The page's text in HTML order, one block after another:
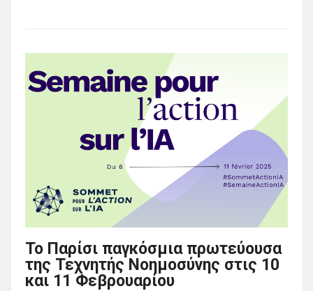
Το Παρίσι παγκόσμια πρωτεύουσα
της Τεχνητής Νοημοσύνης στις 10
και 11 Φεβρουαρίου